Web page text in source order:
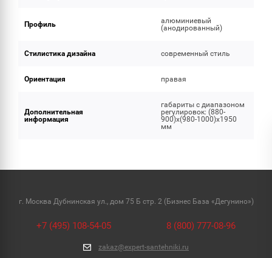
Профиль
алюминиевый
(анодированный)
Стилистика дизайна современный стиль
Ориентация правая
Дополнительная
информация
габариты с диапазоном
регулировок: (880-
900)x(980-1000)x1950
мм
г. Москва Дубнинская ул., дом 75 Б стр. 2 (Бизнес База «Дегунино»)
+7 (495) 108-54-05 8 (800) 777-08-96
zakaz@expert-santehniki.ru